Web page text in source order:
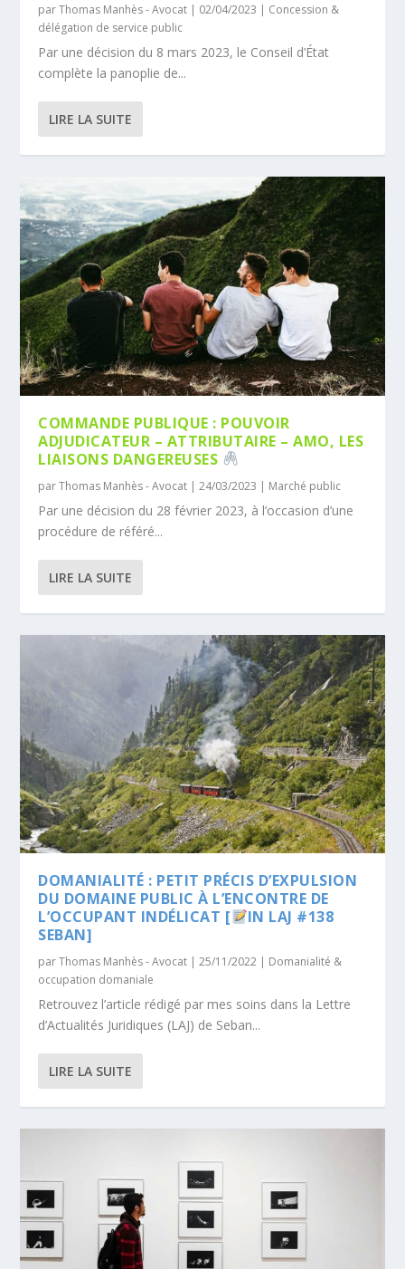
parThomas Manhès - Avocat | 02/04/2023 | Concession &
délégation de service public
Par une décision du 8 mars 2023, le Conseil d’État
complète la panoplie de...
LIRE LA SUITE
COMMANDE PUBLIQUE : POUVOIR
ADJUDICATEUR – ATTRIBUTAIRE – AMO, LES
LIAISONS DANGEREUSES
parThomas Manhès - Avocat |24/03/2023 | Marché public
Par une décision du 28 février 2023, à l’occasion d’une
procédure de référé...
LIRE LA SUITE
DOMANIALITÉ : PETIT PRÉCIS D’EXPULSION
DU DOMAINE PUBLIC À L’ENCONTRE DE
L’OCCUPANT INDÉLICAT [
IN LAJ #138
SEBAN]
parThomas Manhès - Avocat |25/11/2022
Domanialité &
occupation domaniale
Retrouvez l’article rédigé par mes soins dans la Lettre
d’Actualités Juridiques (LAJ) de Seban...
LIRE LA SUITE